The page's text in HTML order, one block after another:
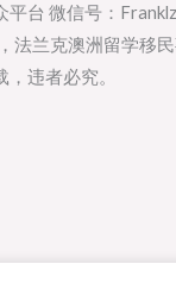
平台 微信号：Franklz
法兰克澳洲留学移
违者必究。